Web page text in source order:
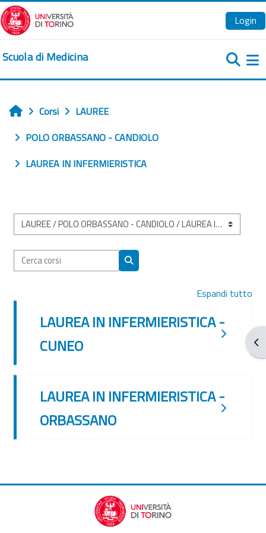
Vai al contenuto principale
Login
Scuola di Medicina
Home
Corsi
LAUREE
POLO ORBASSANO - CANDIOLO
LAUREA IN INFERMIERISTICA
Categorie di corso
Cerca corsi
Cerca corsi
Espandi tutto
LAUREA IN INFERMIERISTICA -
CUNEO
LAUREA IN INFERMIERISTICA -
ORBASSANO